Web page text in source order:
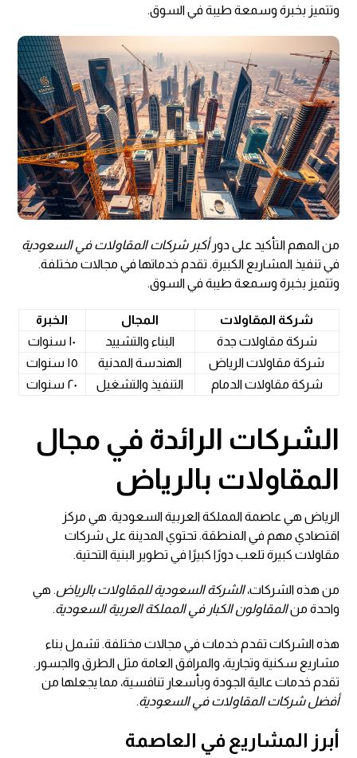
وتتميز بخبرة وسمعة طيبة في السوق.
من المهم التأكيد على دورأكبر شركات المقاولات في السعودية
في تنفيذ المشاريع الكبيرة. تقدم خدماتها في مجالات مختلفة.
وتتميز بخبرة وسمعة طيبة في السوق.
شركة المقاولات المجال
الخبرة
شركة مقاولات جدة
البناء والتشييد
١٠ سنوات
شركة مقاولات الرياض
الهندسة المدنية
١٥ سنوات
شركة مقاولات الدمام
التنفيذ والتشغيل ٢٠ سنوات
الشركات الرائدة في مجال
المقاولات بالرياض
الرياض هي عاصمة المملكة العربية السعودية. هي مركز
اقتصادي مهم في المنطقة. تحتوي المدينة على شركات
مقاولات كبيرة تلعب دورًا كبيرًا في تطوير البنية التحتية.
من هذه الشركات،الشركة السعودية للمقاولات بالرياض. هي
واحدة منالمقاولون الكبار في المملكة العربية السعودية.
هذه الشركات تقدم خدمات في مجالات مختلفة. تشمل بناء
مشاريع سكنية وتجارية، والمرافق العامة مثل الطرق والجسور.
تقدم خدمات عالية الجودة وبأسعار تنافسية، مما يجعلها من
أفضل شركات المقاولات في السعودية.
أبرز المشاريع في العاصمة